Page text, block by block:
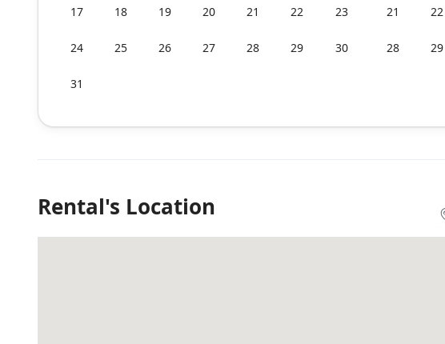
17 18 19 20 21 22 23
24 25 26 27 28 29 30
31
21 22
28 29
Rental's Location